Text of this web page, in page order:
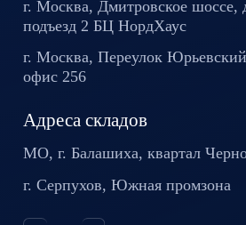
г. Москва, Дмитровское шоссе,
подъезд 2 БЦНордХаус
г. Москва, Переулок
офис 256
Адреса складов
МО, г. Балашиха, квартал
г. Серпухов, Южная промзона